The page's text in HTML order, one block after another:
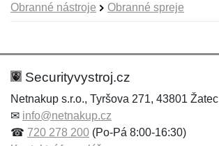
Obranné nástroje Obranné spreje
Hodnocení:
Jméno: *
Jméno:
E-mail:*
Securityvystroj.cz
Netnakup s.r.o., Tyršova 271, 43801 Žatec
✉ info@netnakup.cz
☎ 720 278 200 (Po-Pá 8:00-16:30)